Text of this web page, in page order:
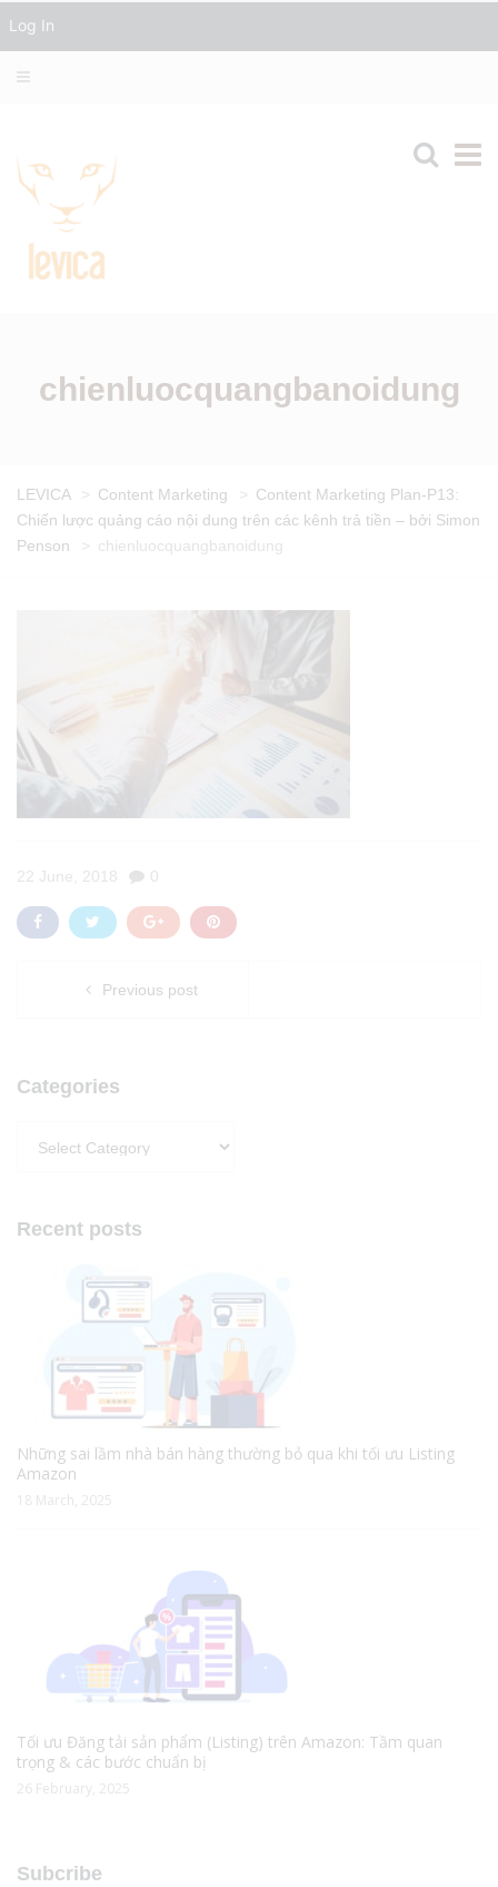
chienluocquangbanoidung
LEVICA > Content Marketing >
Content Marketing Plan-P13:
Chiến lược quảng cáo nội dung trên các kênh trả tiền – bởi Simon
Penson
> chienluocquangbanoidung
22 June, 2018 0
Previous post
Categories
Recent posts
Những sai lầm nhà bán hàng thường bỏ qua khi tối ưu Listing
Amazon
18 March, 2025
Tối ưu Đăng tải sản phẩm (Listing) trên Amazon: Tầm quan
trọng & các bước chuẩn bị
26 February, 2025
Subcribe
Log In